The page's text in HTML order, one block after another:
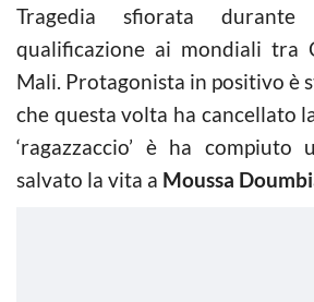
Tragedia sfiorata
qualificazione ai mondiali tra
Mali. Protagonista in positivo è
che questa volta ha cancellato
‘ragazzaccio’ è ha
salvato la vita a Moussa